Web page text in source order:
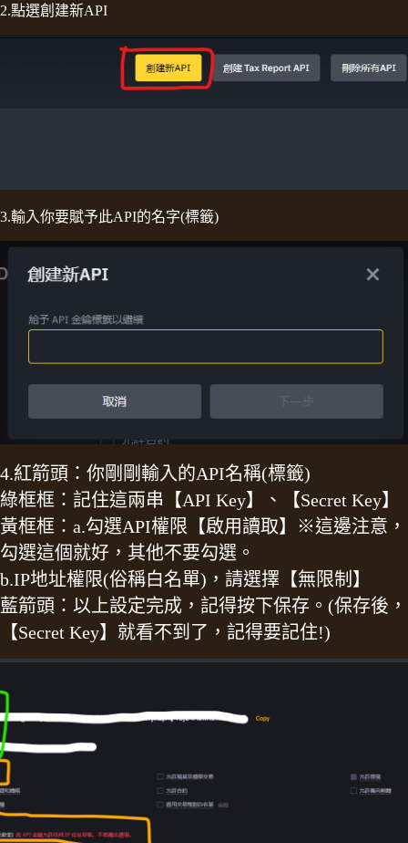
2.點選創建新API
3.輸入你要賦予此API的名字(標籤)
4.紅箭頭：你剛剛輸入的API名稱(標籤)
綠框框：記住這兩串【API Key】、【Secret Key】
黃框框：a.勾選API權限【啟用讀取】※這邊注意，
勾選這個就好，其他不要勾選。
b.IP地址權限(俗稱白名單)，請選擇【無限制】
藍箭頭：以上設定完成，記得按下保存。(保存後，
【Secret Key】就看不到了，記得要記住!)